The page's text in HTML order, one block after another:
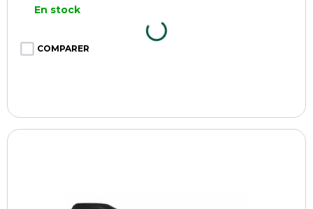
En stock
COMPARER